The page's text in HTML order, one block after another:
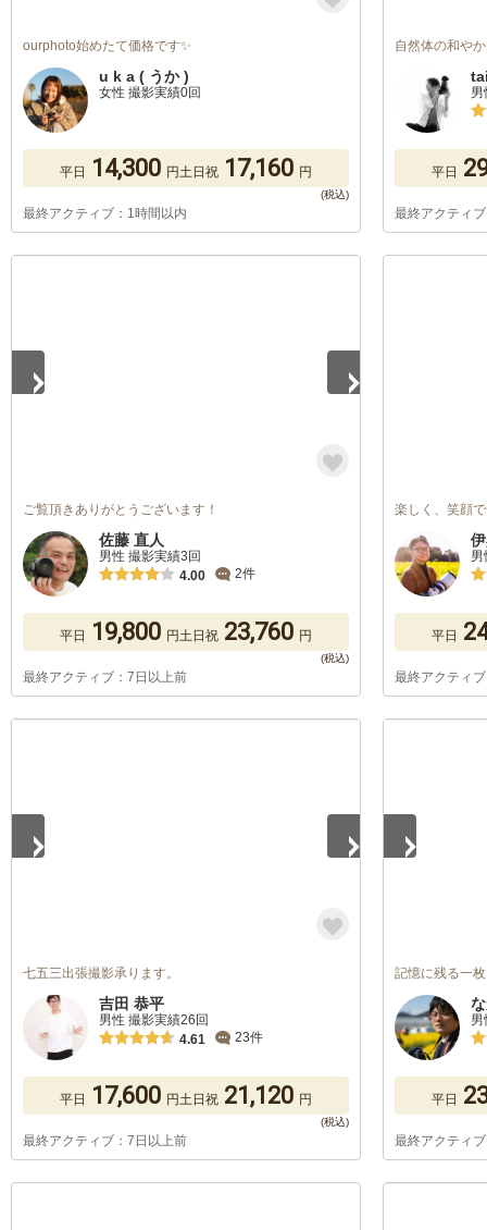
ourphoto始めたて価格です✨
u k a ( うか )
女性 撮影実績0回
平日 14,300 円土日祝 17,160 円
最終アクティブ：1時間以内
自然体の和や
平日
最終アクティ
ご覧頂きありがとうございます！
佐藤 直人
男性 撮影実績3回
4.00
2件
平日 19,800 円土日祝 23,760 円
最終アクティブ：7日以上前
楽しく、笑顔
平日
最終アクティ
七五三出張撮影承ります。
吉田 恭平
男性 撮影実績26回
4.61
23件
平日 17,600 円土日祝 21,120 円
最終アクティブ：7日以上前
記憶に残る一
平日
最終アクティ